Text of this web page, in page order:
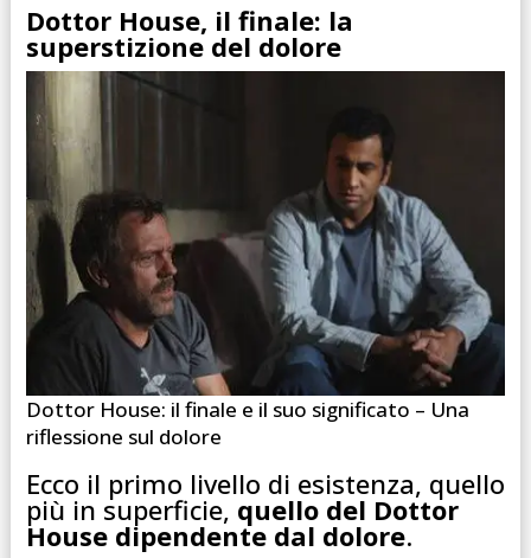
Dottor House, il finale: la
superstizione del dolore
Dottor House: il finale e il suo significato – Una
riflessione sul dolore
Ecco il primo livello di esistenza, quello
più in superficie, quello del Dottor
House dipendente dal dolore.